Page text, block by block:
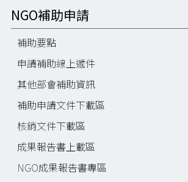
NGO補助申請
補助要點
申請補助線上遞件
其他部會補助資訊
補助申請文件下載區
核銷文件下載區
成果報告書上載區
NGO成果報告書專區